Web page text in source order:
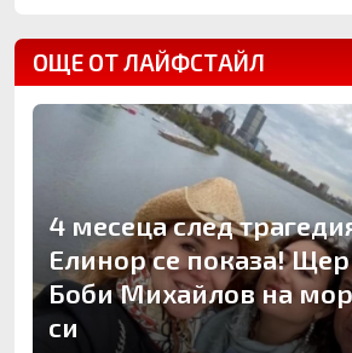
ОЩЕ ОТ ЛАЙФСТАЙЛ
4 месеца след
Елинор се показа!
Боби Михайлов на
си